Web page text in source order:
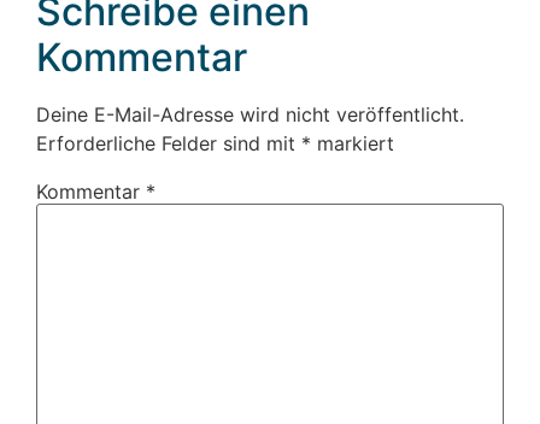
Schreibe einen
Kommentar
Deine E-Mail-Adresse wird nicht veröffentlicht.
Erforderliche Felder sind mit * markiert
Kommentar *